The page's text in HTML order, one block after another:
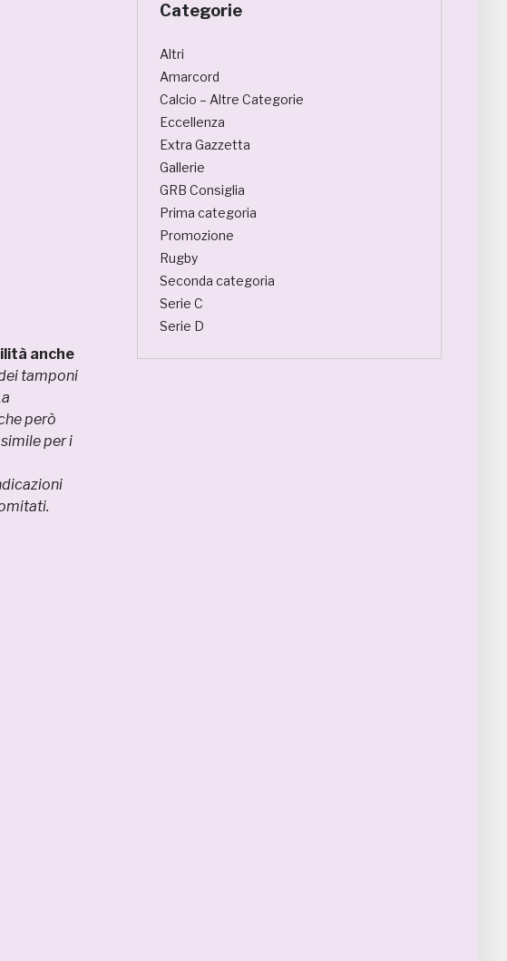
anche
tamponi
però
per i
Categorie
Altri
Amarcord
Calcio – Altre Categorie
Eccellenza
Extra Gazzetta
Gallerie
GRB Consiglia
Prima categoria
Promozione
Rugby
Seconda categoria
Serie C
Serie D